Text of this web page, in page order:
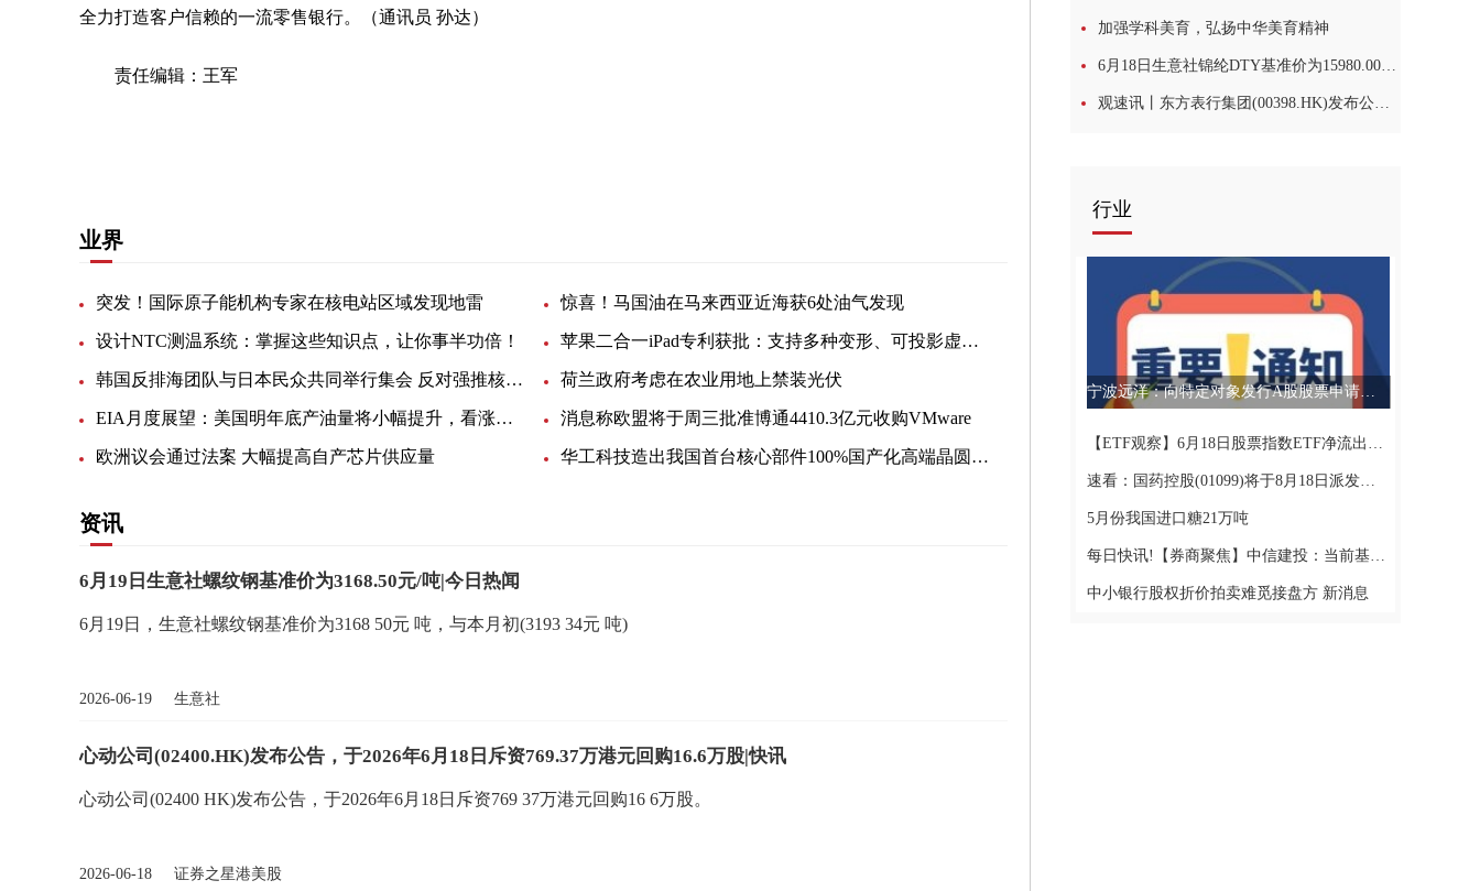
全力打造客户信赖的一流零售银行。（通讯员 孙达）
责任编辑：王军
业界
突发！国际原子能机构专家在核电站区域发现地雷 惊喜！马国油在马来西亚近海获6处油气发现
设计NTC测温系统：掌握这些知识点，让你事半功倍！ 苹果二合一iPad专利获批：支持多种变形、可投影虚拟键盘
韩国反排海团队与日本民众共同举行集会 反对强推核污染水排海 荷兰政府考虑在农业用地上禁装光伏
EIA月度展望：美国明年底产油量将小幅提升，看涨未来油价 消息称欧盟将于周三批准博通4410.3亿元收购VMware
欧洲议会通过法案 大幅提高自产芯片供应量 华工科技造出我国首台核心部件100%国产化高端晶圆激光切割设备
资讯
6月19日生意社螺纹钢基准价为3168.50元/吨|今日热闻
6月19日，生意社螺纹钢基准价为3168 50元 吨，与本月初(3193 34元 吨)
2026-06-19 生意社
心动公司(02400.HK)发布公告，于2026年6月18日斥资769.37万港元回购16.6万股|快讯
心动公司(02400 HK)发布公告，于2026年6月18日斥资769 37万港元回购16 6万股。
2026-06-18 证券之星港美股
加强学科美育，弘扬中华美育精神
6月18日生意社锦纶DTY基准价为15980.00元/吨
观速讯丨东方表行集团(00398.HK)发布公告，该公司将于2026年10月28日派发特别股息每股0.123港元
行业
宁波远洋：向特定对象发行A股股票申请获上交所审核通过
【ETF观察】6月18日股票指数ETF净流出123.71亿元|焦点速讯
速看：国药控股(01099)将于8月18日派发末期股息每股0.69元
5月份我国进口糖21万吨
每日快讯!【券商聚焦】中信建投：当前基本面边际压力仍在，有望助推债市适度偏强
中小银行股权折价拍卖难觅接盘方 新消息